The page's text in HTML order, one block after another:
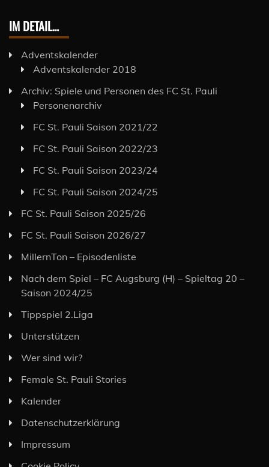
IM DETAIL…
Adventskalender
Adventskalender 2018
Archiv: Spiele und Personen des FC St. Pauli
Personenarchiv
FC St. Pauli Saison 2021/22
FC St. Pauli Saison 2022/23
FC St. Pauli Saison 2023/24
FC St. Pauli Saison 2024/25
FC St. Pauli Saison 2025/26
FC St. Pauli Saison 2026/27
MillernTon – Episodenliste
Nach dem Spiel – FC Augsburg (H) – Spieltag 20 –
Saison 2024/25
Tippspiel 2.Liga
Unterstützen
Wer sind wir?
Female St. Pauli Stories
Kalender
Datenschutzerklärung
Impressum